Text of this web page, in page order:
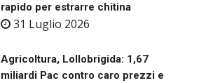
rapido per estrarre chitina
31 Luglio 2026
Agricoltura, Lollobrigida: 1,67
miliardi Pac contro caro prezzi e